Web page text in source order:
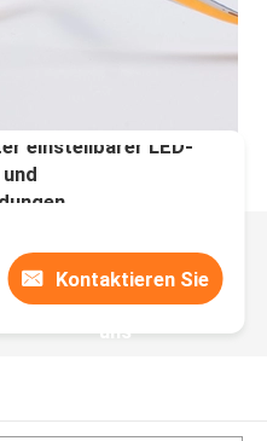
einstellbarer LED-
Kontaktieren Sie
uns